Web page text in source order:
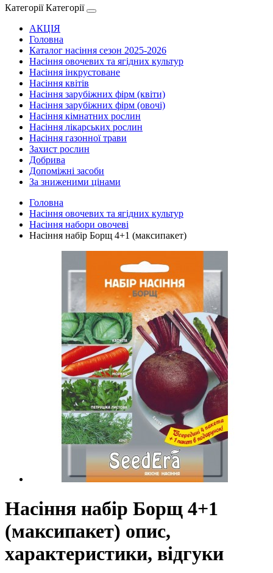
Категорії Категорії
АКЦІЯ
Головна
Каталог насіння сезон 2025-2026
Насіння овочевих та ягідних культур
Насіння інкрустоване
Насіння квітів
Насіння зарубіжних фірм (квіти)
Насіння зарубіжних фірм (овочі)
Насіння кімнатних рослин
Насіння лікарських рослин
Насіння газонної трави
Захист рослин
Добрива
Допоміжні засоби
За зниженими цінами
Головна
Насіння овочевих та ягідних культур
Насіння набори овочеві
Насіння набір Борщ 4+1 (максипакет)
Насіння набір Борщ 4+1
(максипакет) опис,
характеристики, відгуки